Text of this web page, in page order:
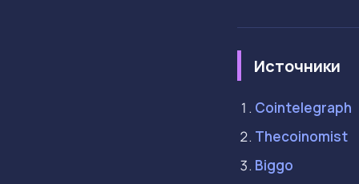
Источники
Cointelegraph
Thecoinomist
Biggo